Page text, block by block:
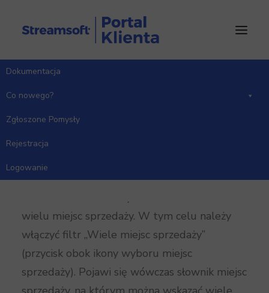
Dokumentacja
Co nowego?
Zgłoszone Pomysły
Rejestracja
Logowanie
Strona Główna
Handlowo-Magazynowy
Sprzedaż – Zamówienia od odbiorców.
wielu miejsc sprzedaży. W tym celu należy
włączyć filtr „Wiele miejsc sprzedaży”
(przycisk obok ikony wyboru miejsc
sprzedaży). Pojawi się wówczas słownik miejsc